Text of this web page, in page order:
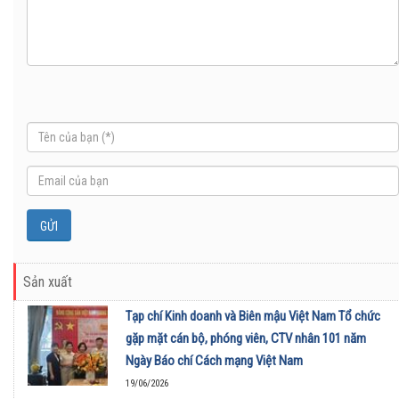
Sản xuất
Tạp chí Kinh doanh và Biên mậu Việt Nam Tổ chức
gặp mặt cán bộ, phóng viên, CTV nhân 101 năm
Ngày Báo chí Cách mạng Việt Nam
19/06/2026